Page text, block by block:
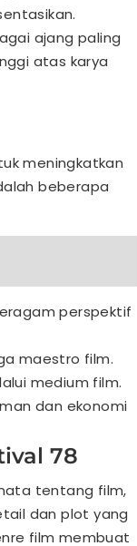
ajang paling
atas karya
meningkatkan
beberapa
perspektif
maestro film.
medium film.
dan ekonomi
78
tentang film,
dan plot yang
film membuat